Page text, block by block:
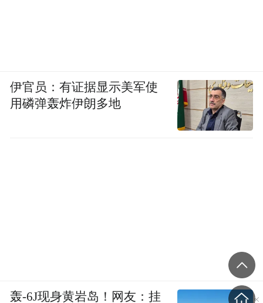
伊官员：有证据显示美军使
用磷弹轰炸伊朗多地
轰-6J现身黄岩岛！网友：挂